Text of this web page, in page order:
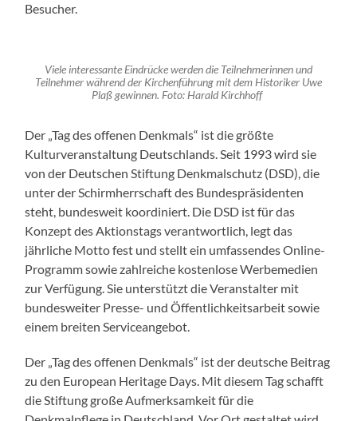
Besucher.
Viele interessante Eindrücke werden die Teilnehmerinnen und
Teilnehmer während der Kirchenführung mit dem Historiker Uwe
Plaß gewinnen. Foto: Harald Kirchhoff
Der „Tag des offenen Denkmals“ ist die größte
Kulturveranstaltung Deutschlands. Seit 1993 wird sie
von der Deutschen Stiftung Denkmalschutz (DSD), die
unter der Schirmherrschaft des Bundespräsidenten
steht, bundesweit koordiniert. Die DSD ist für das
Konzept des Aktionstags verantwortlich, legt das
jährliche Motto fest und stellt ein umfassendes Online-
Programm sowie zahlreiche kostenlose Werbemedien
zur Verfügung. Sie unterstützt die Veranstalter mit
bundesweiter Presse- und Öffentlichkeitsarbeit sowie
einem breiten Serviceangebot.
Der „Tag des offenen Denkmals“ ist der deutsche Beitrag
zu den European Heritage Days. Mit diesem Tag schafft
die Stiftung große Aufmerksamkeit für die